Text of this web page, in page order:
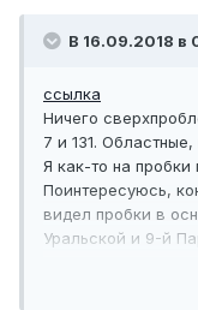
В 16.09.2018 в
ссылка
Ничего
7 и 131.
Я как-то на
Поинтересуюсь,
видел пробки в
Уральской и 9-й
маршрута